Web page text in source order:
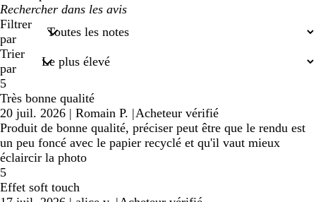
Mes
recherches
saisies
Filtrer
par
Trier
par
5
Très bonne qualité
20 juil. 2026 | Romain P. |Acheteur vérifié
Produit de bonne qualité, préciser peut être que le rendu est
un peu foncé avec le papier recyclé et qu'il vaut mieux
éclaircir la photo
5
Effet soft touch